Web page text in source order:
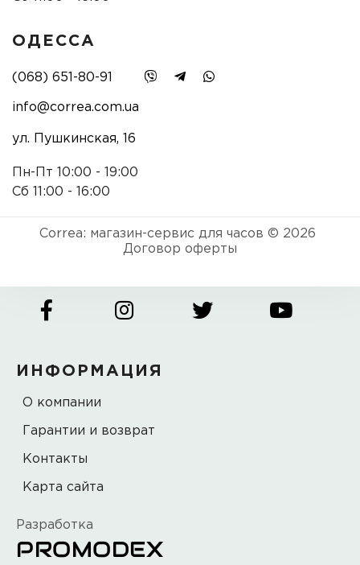
ОДЕССА
(068) 651-80-91
info@correa.com.ua
ул. Пушкинская, 16
Пн-Пт 10:00 - 19:00
Сб 11:00 - 16:00
Correa: магазин-сервис для часов © 2026
Договор оферты
ИНФОРМАЦИЯ
О компании
Гарантии и возврат
Контакты
Карта сайта
Разработка
PROMODEX